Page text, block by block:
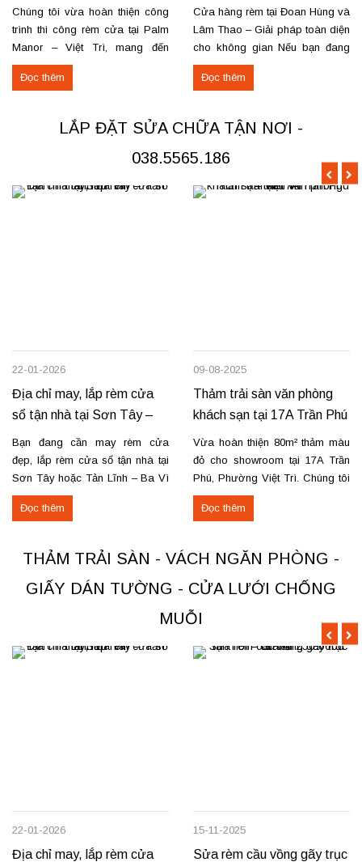
Chúng tôi vừa hoàn thiện công
trình thi công rèm cửa tại Palm
Manor – Việt Trì, mang đến
không gian sang trọng và tiện
nghi cho các căn hộ cao cấp.
Rèm vải thô cao cấp may định
hình hấp sóng: sang trọng, giữ
Đọc thêm
lắp đặt, sửa chữa
Cửa hàng rèm tại Đoan Hùng và
Lâm Thao – Giải pháp toàn diện
cho không gian Nếu bạn đang
tìm nơi may, lắp đặt rèm cửa
hoặc cần sửa chữa rèm hỏng tại
chúng tôi sẵn sàng đáp ứng với
dịch vụ chuyên nghiệp và giá...
Đọc thêm
LẮP ĐẶT SỬA CHỮA TẬN NƠI -
038.5565.186
22-01-2026
Địa chỉ may, lắp rèm cửa
sổ tận nhà tại Sơn Tây –
Tản Lĩnh Ba Vì
Bạn đang cần may rèm cửa
đẹp, lắp rèm cửa sổ tận nhà tại
Sơn Tây hoặc Tản Lĩnh – Ba Vì
với giá hợp lý? Chúng tôi
chuyên may rèm theo yêu cầu,
tiến độ. Thực tế, chúng tôi vừa
hoàn thiện thi công rèm...
Đọc thêm
09-08-2025
Thảm trải sàn văn phòng
khách sạn tại 17A Trần Phú
– Việt Trì
Vừa hoàn thiện 80m² thảm màu
đỏ cho showroom tại 17A Trần
Phú, Phường Việt Trì. Chúng tôi
nhận thi công, sửa chữa, bóc
dỡ và thu mua thảm cũ trên toàn
loại thảm đang cung cấp Thảm
nỉ phù hợp cho không...
Đọc thêm
THẢM TRẢI SÀN - VÁCH NGĂN PHÒNG -
GIẤY DÁN TƯỜNG - CỬA LƯỚI CHỐNG
MUỖI
22-01-2026
Địa chỉ may, lắp rèm cửa
15-11-2025
Sửa rèm cầu vồng gãy trục